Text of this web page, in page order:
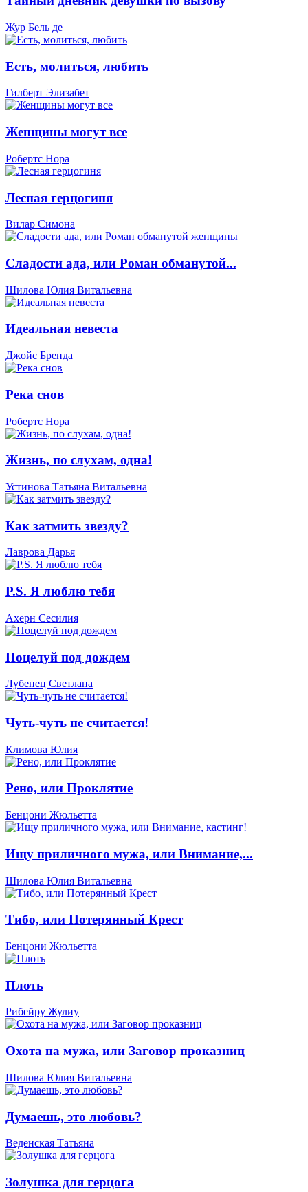
Жур Бель де
Есть, молиться, любить
Гилберт Элизабет
Женщины могут все
Робертс Нора
Лесная герцогиня
Вилар Симона
Сладости ада, или Роман обманутой...
Шилова Юлия Витальевна
Идеальная невеста
Джойс Бренда
Река снов
Робертс Нора
Жизнь, по слухам, одна!
Устинова Татьяна Витальевна
Как затмить звезду?
Лаврова Дарья
P.S. Я люблю тебя
Ахерн Сесилия
Поцелуй под дождем
Лубенец Светлана
Чуть-чуть не считается!
Климова Юлия
Рено, или Проклятие
Бенцони Жюльетта
Ищу приличного мужа, или Внимание,...
Шилова Юлия Витальевна
Тибо, или Потерянный Крест
Бенцони Жюльетта
Плоть
Рибейру Жулиу
Охота на мужа, или Заговор проказниц
Шилова Юлия Витальевна
Думаешь, это любовь?
Веденская Татьяна
Золушка для герцога